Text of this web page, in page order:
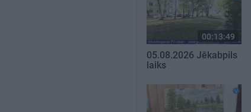
00:13:49
05.08.2026 Jēkabpils
laiks